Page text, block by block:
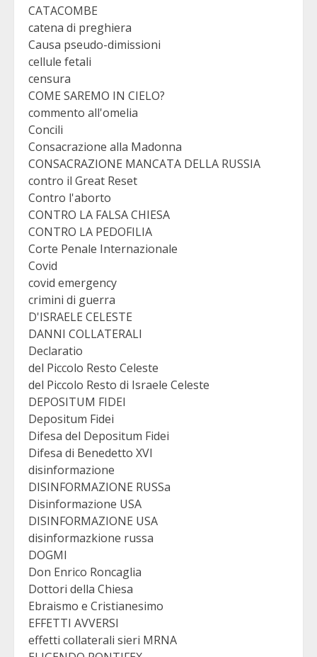
CATACOMBE
catena di preghiera
Causa pseudo-dimissioni
cellule fetali
censura
COME SAREMO IN CIELO?
commento all'omelia
Concili
Consacrazione alla Madonna
CONSACRAZIONE MANCATA DELLA RUSSIA
contro il Great Reset
Contro l'aborto
CONTRO LA FALSA CHIESA
CONTRO LA PEDOFILIA
Corte Penale Internazionale
Covid
covid emergency
crimini di guerra
D'ISRAELE CELESTE
DANNI COLLATERALI
Declaratio
del Piccolo Resto Celeste
del Piccolo Resto di Israele Celeste
DEPOSITUM FIDEI
Depositum Fidei
Difesa del Depositum Fidei
Difesa di Benedetto XVI
disinformazione
DISINFORMAZIONE RUSSa
Disinformazione USA
DISINFORMAZIONE USA
disinformazkione russa
DOGMI
Don Enrico Roncaglia
Dottori della Chiesa
Ebraismo e Cristianesimo
EFFETTI AVVERSI
effetti collaterali sieri MRNA